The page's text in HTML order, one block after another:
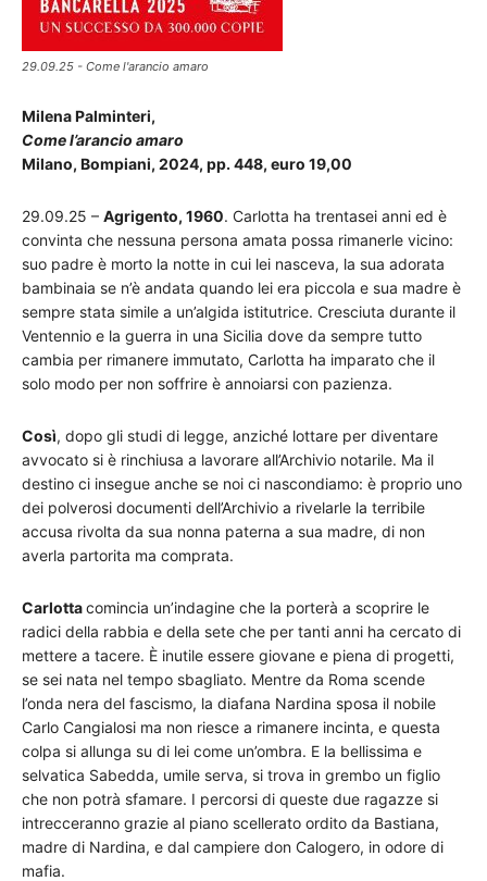
29.09.25 - Come l'arancio amaro
Milena Palminteri,
Come l’arancio amaro
Milano, Bompiani, 2024, pp. 448, euro 19,00
29.09.25 – Agrigento, 1960. Carlotta ha trentasei anni ed è
convinta che nessuna persona amata possa rimanerle vicino:
suo padre è morto la notte in cui lei nasceva, la sua adorata
bambinaia se n’è andata quando lei era piccola e sua madre è
sempre stata simile a un’algida istitutrice. Cresciuta durante il
Ventennio e la guerra in una Sicilia dove da sempre tutto
cambia per rimanere immutato, Carlotta ha imparato che il
solo modo per non soffrire è annoiarsi con pazienza.
Così, dopo gli studi di legge, anziché lottare per diventare
avvocato si è rinchiusa a lavorare all’Archivio notarile. Ma il
destino ci insegue anche se noi ci nascondiamo: è proprio uno
dei polverosi documenti dell’Archivio a rivelarle la terribile
accusa rivolta da sua nonna paterna a sua madre, di non
averla partorita ma comprata.
Carlottacomincia un’indagine che la porterà a scoprire le
radici della rabbia e della sete che per tanti anni ha cercato di
mettere a tacere. È inutile essere giovane e piena di progetti,
se sei nata nel tempo sbagliato. Mentre da Roma scende
l’onda nera del fascismo, la diafana Nardina sposa il nobile
Carlo Cangialosi ma non riesce a rimanere incinta, e questa
colpa si allunga su di lei come un’ombra. E la bellissima e
selvatica Sabedda, umile serva, si trova in grembo un figlio
che non potrà sfamare. I percorsi di queste due ragazze si
intrecceranno grazie al piano scellerato ordito da Bastiana,
madre di Nardina, e dal campiere don Calogero, in odore di
mafia.